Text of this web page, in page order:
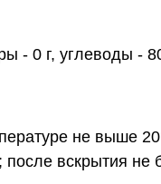
- 0 г, углеводы -
не выше
вскрытия не